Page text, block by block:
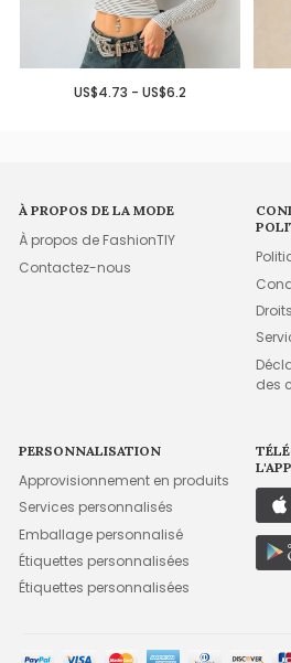
US$4.73 - US$6.2
À PROPOS DE LA MODE
À propos de FashionTIY
Contactez-nous
des
PERSONNALISATION
Approvisionnement en produits
Services personnalisés
Emballage personnalisé
Étiquettes personnalisées
Étiquettes personnalisées